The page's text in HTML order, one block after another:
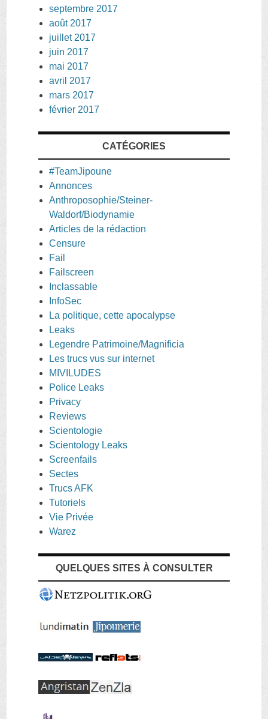
septembre 2017
août 2017
juillet 2017
juin 2017
mai 2017
avril 2017
mars 2017
février 2017
CATÉGORIES
#TeamJipoune
Annonces
Anthroposophie/Steiner-
Waldorf/Biodynamie
Articles de la rédaction
Censure
Fail
Failscreen
Inclassable
InfoSec
La politique, cette apocalypse
Leaks
Legendre Patrimoine/Magnificia
Les trucs vus sur internet
MIVILUDES
Police Leaks
Privacy
Reviews
Scientologie
Scientology Leaks
Screenfails
Sectes
Trucs AFK
Tutoriels
Vie Privée
Warez
QUELQUES SITES À CONSULTER